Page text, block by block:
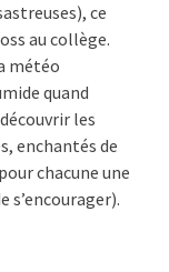
ce
au collège.
météo
quand
les
enchantés de
chacune une